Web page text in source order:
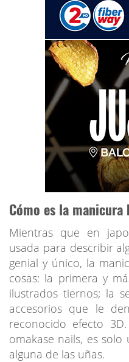
Cómo es la manicura
Mientras que en
usada para describir
genial y único, la
cosas: la primera y
ilustrados tiernos; la
accesorios que le
reconocido efecto
omakase nails, es
alguna de las uñas.